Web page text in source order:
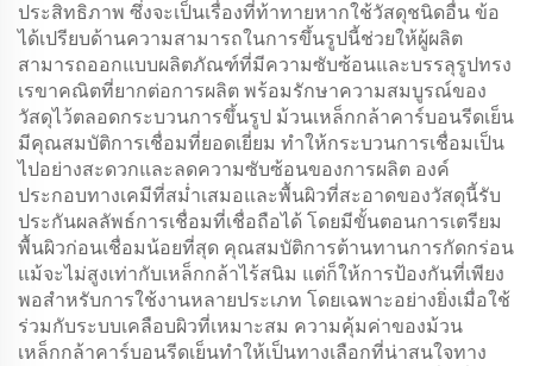
ประสิทธิภาพ ซึ่งจะเป็นเรื่องที่ท้าทายหากใช้วัสดุชนิดอื่น ข้อ
ได้เปรียบด้านความสามารถในการขึ้นรูปนี้ช่วยให้ผู้ผลิต
สามารถออกแบบผลิตภัณฑ์ที่มีความซับซ้อนและบรรลุรูปทรง
เรขาคณิตที่ยากต่อการผลิต พร้อมรักษาความสมบูรณ์ของ
วัสดุไว้ตลอดกระบวนการขึ้นรูป ม้วนเหล็กกล้าคาร์บอนรีดเย็น
มีคุณสมบัติการเชื่อมที่ยอดเยี่ยม ทำให้กระบวนการเชื่อมเป็น
ไปอย่างสะดวกและลดความซับซ้อนของการผลิต องค์
ประกอบทางเคมีที่สม่ำเสมอและพื้นผิวที่สะอาดของวัสดุนี้รับ
ประกันผลลัพธ์การเชื่อมที่เชื่อถือได้ โดยมีขั้นตอนการเตรียม
พื้นผิวก่อนเชื่อมน้อยที่สุด คุณสมบัติการต้านทานการกัดกร่อน
แม้จะไม่สูงเท่ากับเหล็กกล้าไร้สนิม แต่ก็ให้การป้องกันที่เพียง
พอสำหรับการใช้งานหลายประเภท โดยเฉพาะอย่างยิ่งเมื่อใช้
ร่วมกับระบบเคลือบผิวที่เหมาะสม ความคุ้มค่าของม้วน
เหล็กกล้าคาร์บอนรีดเย็นทำให้เป็นทางเลือกที่น่าสนใจทาง